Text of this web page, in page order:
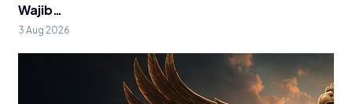
Wajib…
3 Aug 2026